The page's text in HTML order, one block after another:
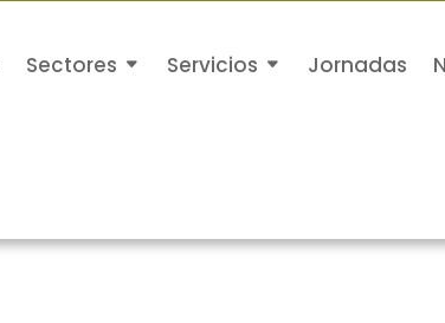
Sectores Servicios Jornadas